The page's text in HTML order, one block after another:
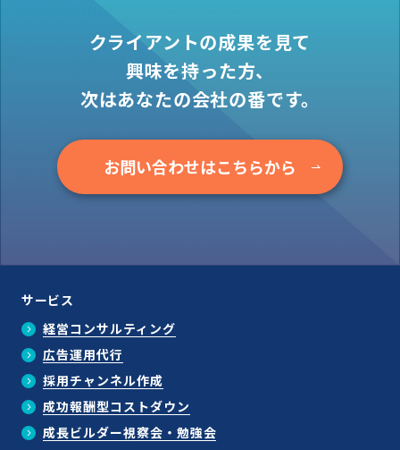
会社概要
お問い合わせ
資料ダウンロード
クライアントの成果を見て
興味を持った方、
次はあなたの会社の番です。
お問い合わせはこちらから
サービス
経営コンサルティング
広告運用代行
採用チャンネル作成
成功報酬型コストダウン
成長ビルダー視察会・勉強会